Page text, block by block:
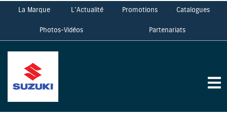
La Marque L'Actualité Promotions Catalogues
Photos-Vidéos Partenariats